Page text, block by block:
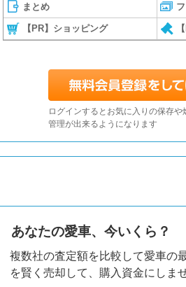
まとめ
【PR】ショッピング
ログインするとお気に入りの保存や
管理が出来るようになります
あなたの愛車、今いくら？
複数社の査定額を比較して愛車の
を賢く売却して、購入資金にしま